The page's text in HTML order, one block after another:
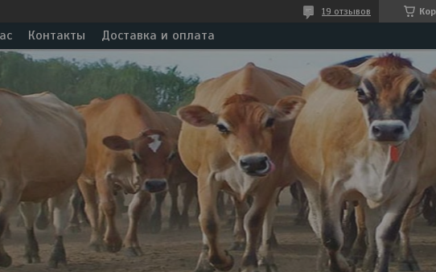
19 отзывов
Контакты Доставка и оплата